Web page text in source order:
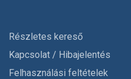
Részletes kereső
Kapcsolat / Hibajelentés
Felhasználási feltételek